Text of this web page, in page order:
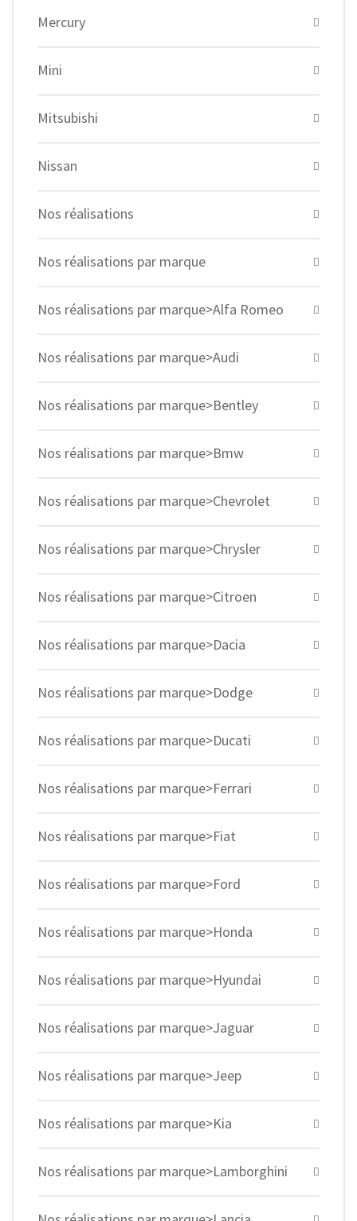
Mercury
Mini
Mitsubishi
Nissan
Nos réalisations
Nos réalisations par marque
Nos réalisations par marque>Alfa Romeo
Nos réalisations par marque>Audi
Nos réalisations par marque>Bentley
Nos réalisations par marque>Bmw
Nos réalisations par marque>Chevrolet
Nos réalisations par marque>Chrysler
Nos réalisations par marque>Citroen
Nos réalisations par marque>Dacia
Nos réalisations par marque>Dodge
Nos réalisations par marque>Ducati
Nos réalisations par marque>Ferrari
Nos réalisations par marque>Fiat
Nos réalisations par marque>Ford
Nos réalisations par marque>Honda
Nos réalisations par marque>Hyundai
Nos réalisations par marque>Jaguar
Nos réalisations par marque>Jeep
Nos réalisations par marque>Kia
Nos réalisations par marque>Lamborghini